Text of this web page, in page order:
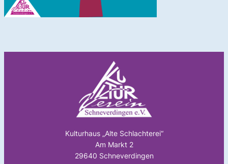
Kulturhaus „Alte Schlachterei“
Am Markt 2
29640 Schneverdingen